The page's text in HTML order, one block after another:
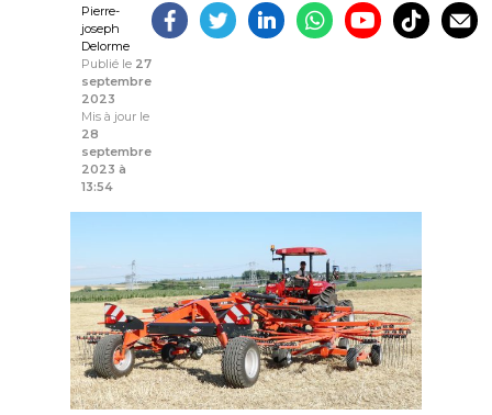
Pierre-
joseph
Delorme
Publié le 27
septembre
2023
Mis à jour le
28
septembre
2023 à
13:54